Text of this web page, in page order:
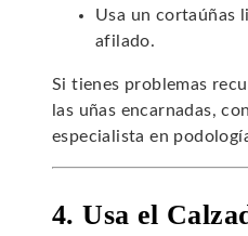
Usa un cortaúñas
afilado.
Si tienes problemas
las uñas encarnadas,
especialista en
4. Usa el